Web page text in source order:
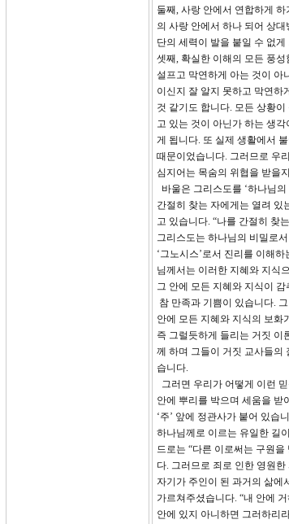
둘째, 사랑 안에서 연합하게
의 사랑 안에서 하나 되어 상
단의 세력이 발을 붙일 수 없
셋째, 확실한 이해의 모든 풍
설프고 막연하게 아는 것이 아
이신지 잘 알지 못하고 막연하
것 같기도 합니다. 모든 상황
고 있는 것이 아닌가 하는 생
게 됩니다. 또 실제 생활에서
때문이었습니다. 그러므로 우
심지어는 목숨의 위협을 받을
바울은 그리스도를 ‘하나님
간절히 찾는 자에게는 열려 있
고 있습니다. “나를 간절히 찾
그리스도는 하나님의 비밀로
‘그노시스’로서 진리를 이해
님께서는 이러한 지혜와 지식
그 안에 모든 지혜와 지식이
참 만족과 기쁨이 있습니다.
안에 모든 지혜와 지식의 보화
즉 그럴듯하게 들리는 거짓 이
께 하며 그들이 거짓 교사들의
습니다.
그러면 우리가 어떻게 이런
안에 뿌리를 박으며 세움을 받
‘주’ 앞에 정관사가 붙어 있습
하나님께로 이르는 유일한 길
드로는 “다른 이로써는 구원
다. 그러므로 죄로 인한 영원
자기가 주인이 된 과거의 삶에
가르쳐주셨습니다. “내 안에
안에 있지 아니하면 그러하리